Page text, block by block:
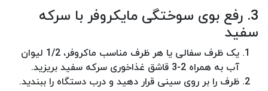
3. رفع بوی سوختگی مایکروفر با سرکه
سفید
یک ظرف سفالی یا هر ظرف مناسب ماکروفر، 1/2 لیوان
آب به همراه 2-3 قاشق غذاخوری سرکه سفید بریزید.
ظرف را بر روی سینی قرار دهید و درب دستگاه را ببندید.